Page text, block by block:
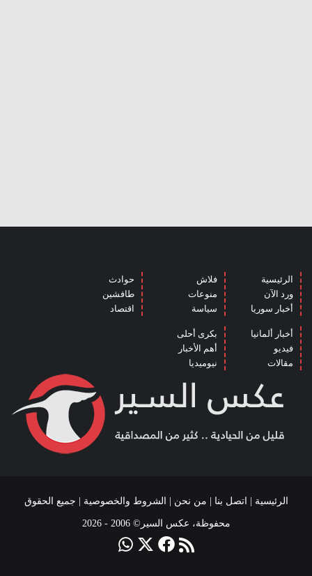
الرئيسية
ورد الآن
أخبار سوريا
فلاش
منوعات
سياسة
حوادث
طافشين
اقتصاد
أخبار ألمانيا
فيديو
مقالات
بكرى أحلى
أهم الأخبار
نيوميديا
الرئيسية | اتصل بنا | من نحن | الشروط والخصوصية | جميع الحقوق
محفوظة، عكس السير© 2006 - 2026